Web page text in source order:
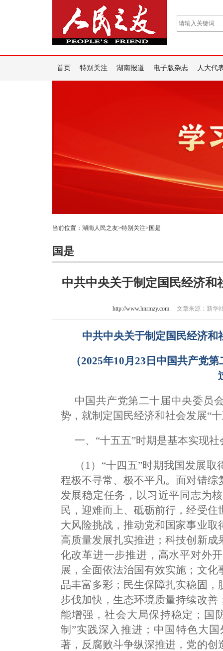
首页 特别关注 湖南报道 电子版杂志 人大代
当前位置： 湖南人民之友>特别关注>国是
国是
中共中央关于制定国民经济
http://www.hnrmzy.com 文章来源：新华
中共中央关于制定国民经济
（2025年10月23日中国共产党
中国共产党第二十届中央委员
势，就制定国民经济和社会发展“
一、“十五五”时期是基本实现
（1）“十四五”时期我国发展
程极不寻常、极不平凡。面对错
发展稳定任务，以习近平同志为
民，迎难而上、砥砺前行，经受
大风险挑战，推动党和国家事业
高质量发展扎实推进；科技创新
化改革进一步推进，高水平对外
展，全面依法治国有效实施；文
品丰富多彩；民生保障扎实稳固
步伐加快，生态环境质量持续改
能增强，社会大局保持稳定；国
制”实践深入推进；中国特色大
著，反腐败斗争纵深推进，党的